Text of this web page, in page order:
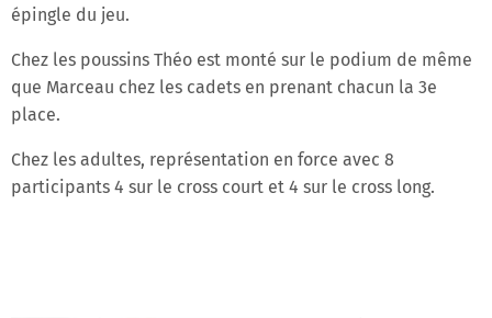
épingle du jeu.
Chez les poussins Théo est monté sur le podium de même
que Marceau chez les cadets en prenant chacun la 3e
place.
Chez les adultes, représentation en force avec 8
participants 4 sur le cross court et 4 sur le cross long.